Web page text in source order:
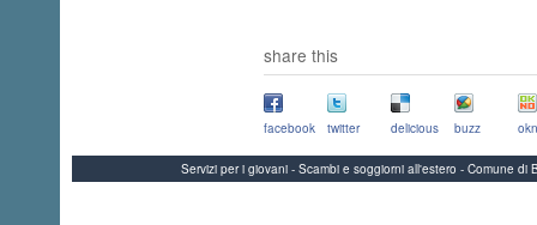
share this
facebook twitter delicious buzz
Servizi per i giovani - Scambi e soggiorni all'estero - Comune